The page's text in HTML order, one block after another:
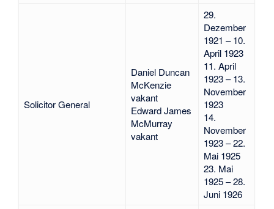
Solicitor General
Daniel Duncan
McKenzie
vakant
Edward James
McMurray
vakant
29.
Dezember
1921 – 10.
April 1923
11. April
1923 – 13.
November
1923
14.
November
1923 – 22.
Mai 1925
23. Mai
1925 – 28.
Juni 1926